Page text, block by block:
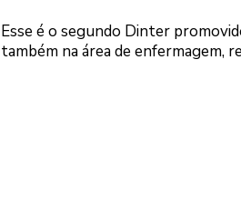
Esse é o segundo Dinter
também na área de enfermagem,